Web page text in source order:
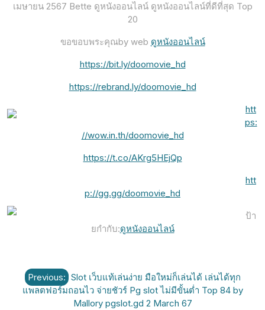
เมษายน 2567 Bette ดูหนังออนไลน์ ดูหนังออนไลน์ที่ดีที่สุด Top
20
ขอขอบพระคุณby web ดูหนังออนไลน์
https://bit.ly/doomovie_hd
https://rebrand.ly/doomovie_hd
htt
ps:
//wow.in.th/doomovie_hd
https://t.co/AKrg5HEjQp
htt
p://gg.gg/doomovie_hd
ป้า
ยกำกับ:ดูหนังออนไลน์
แนะแนว
เรื่อง
Previous: Slot เว็บแท้เล่นง่าย มือใหม่ก็เล่นได้ เล่นได้ทุก
แพลตฟอร์มถอนไว จ่ายชัวร์ Pg slot ไม่มีขั้นต่ำ Top 84 by
Mallory pgslot.gd 2 March 67